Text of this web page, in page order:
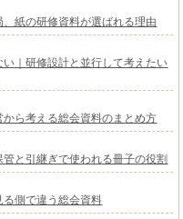
紙の研修資料が選ばれる理由
｜研修設計と並行して考えたい
ら考える総会資料のまとめ方
と引継ぎで使われる冊子の役割
側で違う総会資料